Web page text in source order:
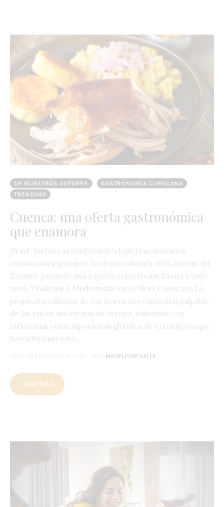
DE NUESTROS AUTORES
GASTRONOMÍA CUENCANA
TRENDING
Cuenca: una oferta gastronómica
que enamora
Desde las huecas tradicionales hasta los afamados
restaurantes gourmet, la oferta culinaria de la Atenas del
Ecuador promete una experiencia extraordinaria a todo
nivel. Tradición y Modernidad en la Mesa Cuencana La
propuesta culinaria de Cuenca es una expresión palpable
de las raíces autóctonas de la zona, fusionada con
influencias contemporáneas globales de extranjeros que
han adoptado esta…
MADELEINE VALLE
LEER MÁS